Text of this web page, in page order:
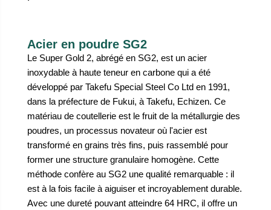
Acier en poudre SG2
Le Super Gold 2, abrégé en SG2, est un acier
inoxydable à haute teneur en carbone qui a été
développé par Takefu Special Steel Co Ltd en 1991,
dans la préfecture de Fukui, à Takefu, Echizen. Ce
matériau de coutellerie est le fruit de la métallurgie des
poudres, un processus novateur où l'acier est
transformé en grains très fins, puis rassemblé pour
former une structure granulaire homogène. Cette
méthode confère au SG2 une qualité remarquable : il
est à la fois facile à aiguiser et incroyablement durable.
Avec une dureté pouvant atteindre 64 HRC, il offre un